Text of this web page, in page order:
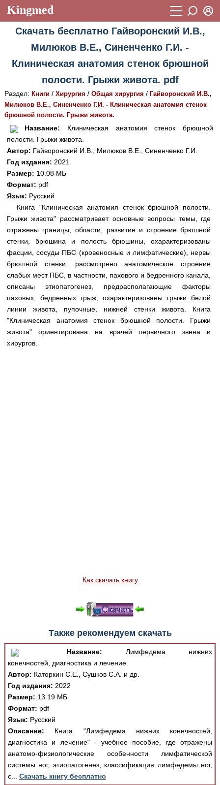
Kingmed
Учебный материал
Видеогалерея 899
Истории болезней 1268
Лекции и презентации
Аккредитационные тесты (6)
Методические рекомендации 1050
Научно-популярное
Статьи
Новости (244)
Медицинская стандартизация
Нормативы экстренной и неотложной помощи
Нормы лабораторных и инструментальных
исследований
Обратная связь
Добавить материал
FAQ
Восстановить пароль
Регистрация
Вход
Скачать бесплатно Гайворонский И.В.,
Милюков В.Е., Синенченко Г.И. -
Клиническая анатомия стенок брюшной
полости. Грыжи живота. pdf
Раздел: Книги/ Хирургия / Общая хирургия / Гайворонский И.В.,
Милюков В.Е., Синенченко Г.И. - Клиническая анатомия стенок
брюшной полости. Грыжи живота.
Название: Клиническая анатомия стенок брюшной
полости. Грыжи живота.
Автор: Гайворонский И.В., Милюков В.Е., Синенченко Г.И.
Год издания: 2021
Размер: 10.08 МБ
Формат: pdf
Язык: Русский
Книга "Клиническая анатомия стенок брюшной полости.
Грыжи живота" рассматривает основные вопросы темы, где
отражены границы, области, развитие и строение брюшной
стенки, брюшина и полость брюшины, охарактеризованы
фасции, сосуды ПБС (кровеносные и лимфатические), нервы
брюшной стенки, рассмотрено анатомическое строение
слабых мест ПБС, в частности, пахового и бедренного канала,
описаны этиопатогенез, предрасполагающие факторы
паховых, бедренных грыж, охарактеризованы грыжи белой
линии живота, пупочные, нижней стенки живота. Книга
"Клиническая анатомия стенок брюшной полости. Грыжи
живота" ориентирована на врачей первичного звена и
хирургов.
Как скачать книгу
Также рекомендуем скачать
Название: Лимфедема нижних
конечностей, диагностика и лечение.
Автор: Каторкин С.Е., Сушков С.А. и др.
Год издания: 2022
Размер: 13.19 МБ
Формат: pdf
Язык: Русский
Описание: Книга "Лимфедема нижних конечностей,
диагностика и лечение" - учебное пособие, где отражены
анатомо-физиологические особенности лимфатической
системы ног, этиопатогенез, классификация лимфедемы ног,
с... Скачать книгу бесплатно